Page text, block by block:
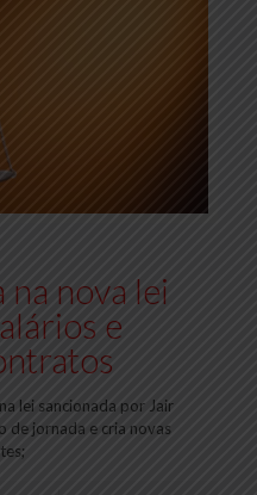
na nova lei
e
lei sancionada por Jair
de jornada e cria novas